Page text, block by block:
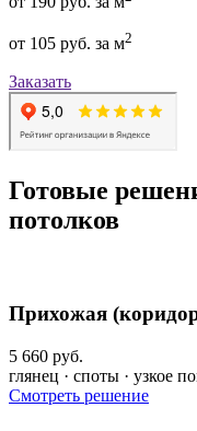
от 105 руб. за м2
Заказать
Готовые
потолков
Прихожая
5 660 руб.
глянец · споты · узкое
Смотреть решение